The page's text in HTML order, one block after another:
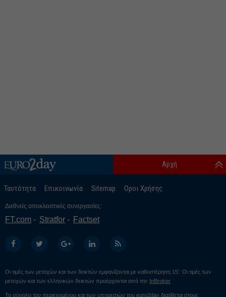
Ταυτότητα Επικοινωνία Sitemap Οροι Χρήσης
Αρχή
Διεθνείς αποκλειστικές συνεργασίες:
FT.com Stratfor Factset
Οι τιμές των μετοχών και των δεικτών εμφανίζονται με καθυστέρηση 15’. Οι τιμές των
μετοχών και των ελληνικών δεικτών προέρχονται από την InBroker
Το σύνολο του περιεχομένου και των υπηρεσιών του euro2day διατίθεται στους